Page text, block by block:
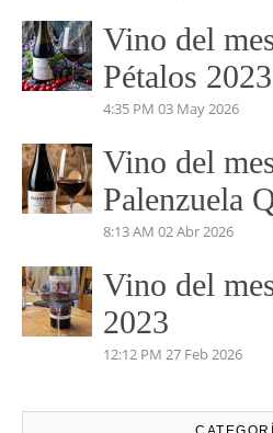
Vino del
Pétalos
4:35 PM 03 May 2026
Vino del
Palenzuela
8:13 AM 02 Abr 2026
Vino del
2023
12:12 PM 27 Feb 2026